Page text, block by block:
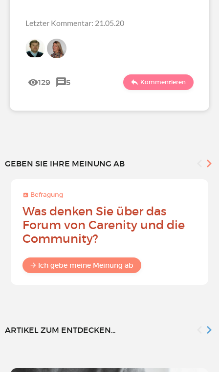
Letzter Kommentar: 21.05.20
129 5 Kommentieren
GEBEN SIE IHRE MEINUNG AB
Befragung
Was denken Sie über das
Forum von Carenity und die
Community?
Ich gebe meine Meinung ab
ARTIKEL ZUM ENTDECKEN...